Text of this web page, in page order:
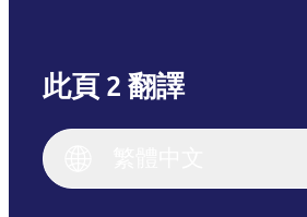
此頁 2 翻譯
English
English (US)